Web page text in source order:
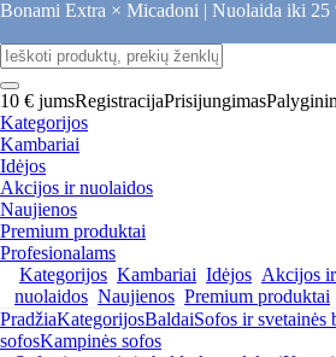
Bonami Extra × Micadoni | Nuolaida iki
10 € jumsRegistracijaPrisijungimas
Kategorijos
Kambariai
Idėjos
Akcijos ir nuolaidos
Naujienos
Premium produktai
Profesionalams
Kategorijos Kambariai Idėjos Akcijos ir
nuolaidos Naujienos Premium produktai
PradžiaKategorijosBaldaiSofos ir svetainės
sofosKampinės sofos